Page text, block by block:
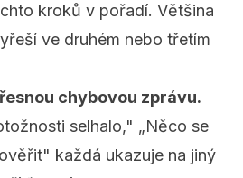
kroků v pořadí. Většina
ve druhém nebo třetím
chybovou zprávu.
selhalo," „Něco se
každá ukazuje na jiný